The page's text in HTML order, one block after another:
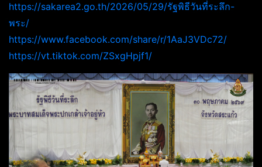
https://sakarea2.go.th/2026/05/29/รัฐพิธีวันที่ระลึก-
พระ/
https://www.facebook.com/share/r/1AaJ3VDc72/
https://vt.tiktok.com/ZSxgHpjf1/